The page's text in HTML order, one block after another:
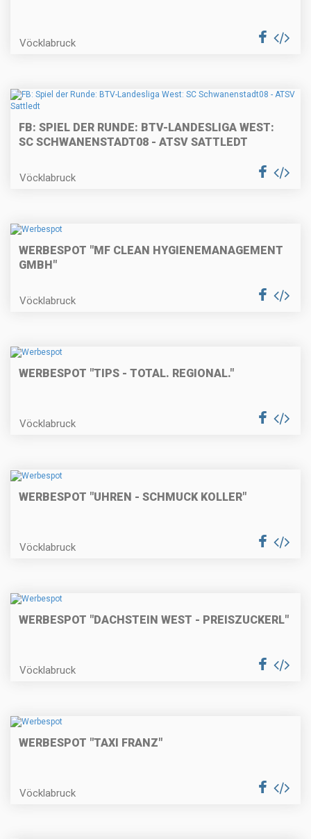
Vöcklabruck
FB: SPIEL DER RUNDE: BTV-LANDESLIGA WEST:
SC SCHWANENSTADT08 - ATSV SATTLEDT
Vöcklabruck
WERBESPOT "MF CLEAN HYGIENEMANAGEMENT
GMBH"
Vöcklabruck
WERBESPOT "TIPS - TOTAL. REGIONAL."
Vöcklabruck
WERBESPOT "UHREN - SCHMUCK KOLLER"
Vöcklabruck
WERBESPOT "DACHSTEIN WEST - PREISZUCKERL"
Vöcklabruck
WERBESPOT "TAXI FRANZ"
Vöcklabruck